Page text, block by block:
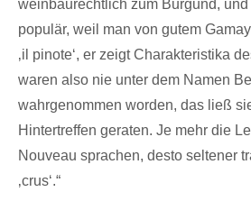
weinbaurechtlich zum Burgund,
populär, weil man von gutem
‚il pinote‘, er zeigt Charakteristika
waren also nie unter dem Namen
wahrgenommen worden, das ließ
Hintertreffen geraten. Je mehr die
Nouveau sprachen, desto seltener
‚crus‘.“